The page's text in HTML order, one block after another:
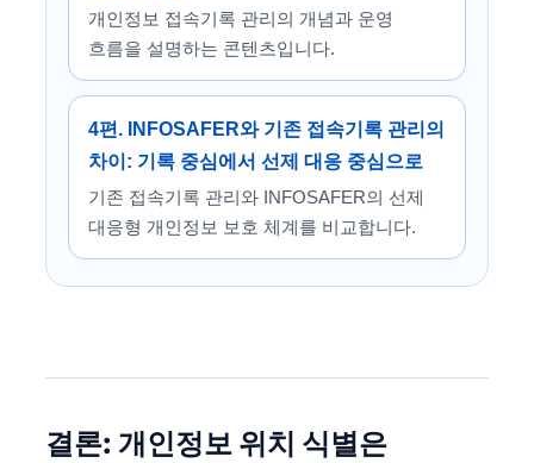
개인정보 접속기록 관리의 개념과 운영
흐름을 설명하는 콘텐츠입니다.
4편. INFOSAFER와 기존 접속기록 관리의
차이: 기록 중심에서 선제 대응 중심으로
기존 접속기록 관리와 INFOSAFER의 선제
대응형 개인정보 보호 체계를 비교합니다.
결론: 개인정보 위치 식별은